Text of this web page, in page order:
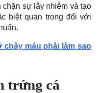
sự lây nhiễm và tạo
biệt quan trọng đối với
chảy máu phải làm sao
trứng cá